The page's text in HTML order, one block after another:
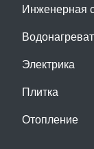
Инженерная
Электрика
Плитка
Отопление